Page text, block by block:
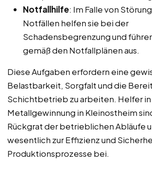
Notfallhilfe: Im Falle von
Notfällen helfen sie bei der
Schadensbegrenzung und
gemäß den Notfallplänen aus.
Diese Aufgaben erfordern eine
Belastbarkeit, Sorgfalt und die
Schichtbetrieb zu arbeiten. Helfer
Metallgewinnung in Kleinostheim
Rückgrat der betrieblichen Abläufe
wesentlich zur Effizienz und
Produktionsprozesse bei.